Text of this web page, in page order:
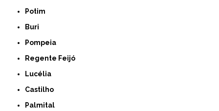
Potim
Buri
Pompeia
Regente Feijó
Lucélia
Castilho
Palmital